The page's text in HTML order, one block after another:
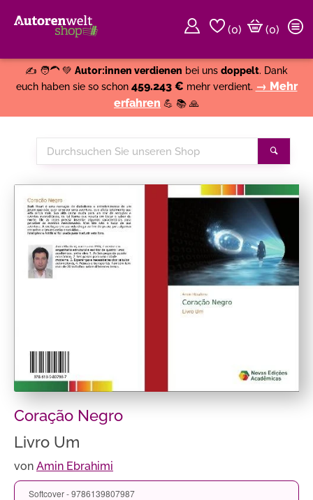
(0)
(0)
✍️ 🧑‍🦱 💚 Autor:innen verdienen bei uns doppelt. Dank
euch haben sie so schon 459.243 € mehr verdient. → Mehr
erfahren 💪 📚 🙏
Durchsuchen
Sie
Shop
Coração Negro
Livro Um
von Amin Ebrahimi
Softcover - 9786139807987